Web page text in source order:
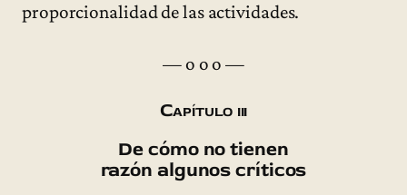
proporcionalidad de las actividades.
— o o o —
Capítulo iii
De cómo no tienen
razón algunos críticos